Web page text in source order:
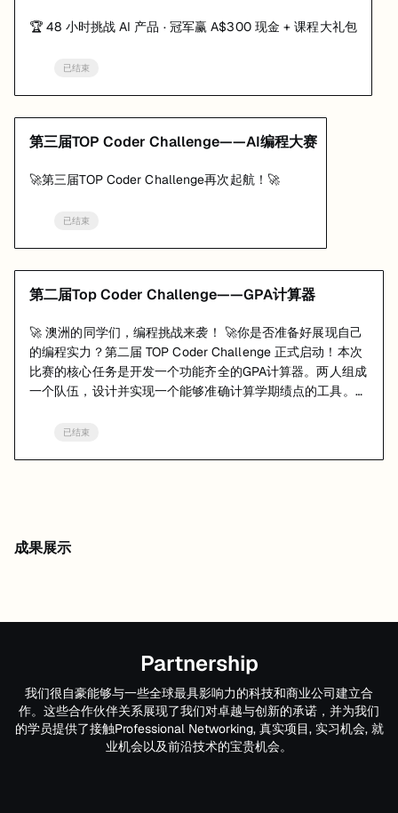
🏆 48 小时挑战 AI 产品 · 冠军赢 A$300 现金 + 课程大礼包
已结束
第三届TOP Coder Challenge——AI编程大赛
🚀第三届TOP Coder Challenge再次起航！🚀
已结束
第二届Top Coder Challenge——GPA计算器
🚀 澳洲的同学们，编程挑战来袭！ 🚀你是否准备好展现自己
的编程实力？第二届 TOP Coder Challenge 正式启动！本次
比赛的核心任务是开发一个功能齐全的GPA计算器。两人组成
一个队伍，设计并实现一个能够准确计算学期绩点的工具。
已结束
成果展示
Partnership
我们很自豪能够与一些全球最具影响力的科技和商业公司建立合
作。这些合作伙伴关系展现了我们对卓越与创新的承诺，并为我们
的学员提供了接触Professional Networking, 真实项目, 实习机会, 就
业机会以及前沿技术的宝贵机会。